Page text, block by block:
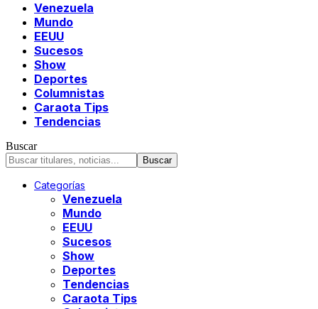
Venezuela
Mundo
EEUU
Sucesos
Show
Deportes
Columnistas
Caraota Tips
Tendencias
Buscar
Categorías
Venezuela
Mundo
EEUU
Sucesos
Show
Deportes
Tendencias
Caraota Tips